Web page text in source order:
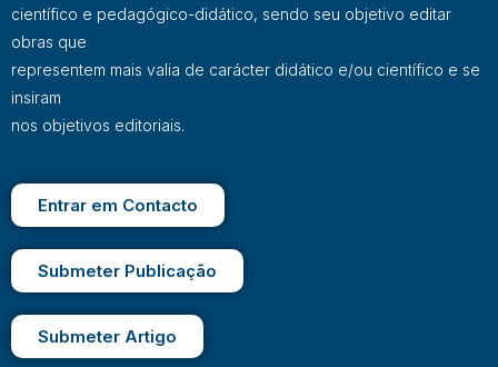
científico e pedagógico-didático, sendo seu objetivo editar
obras que
representem mais valia de carácter didático e/ou científico e se
insiram
nos objetivos editoriais.
Entrar em Contacto
Submeter Publicação
Submeter Artigo